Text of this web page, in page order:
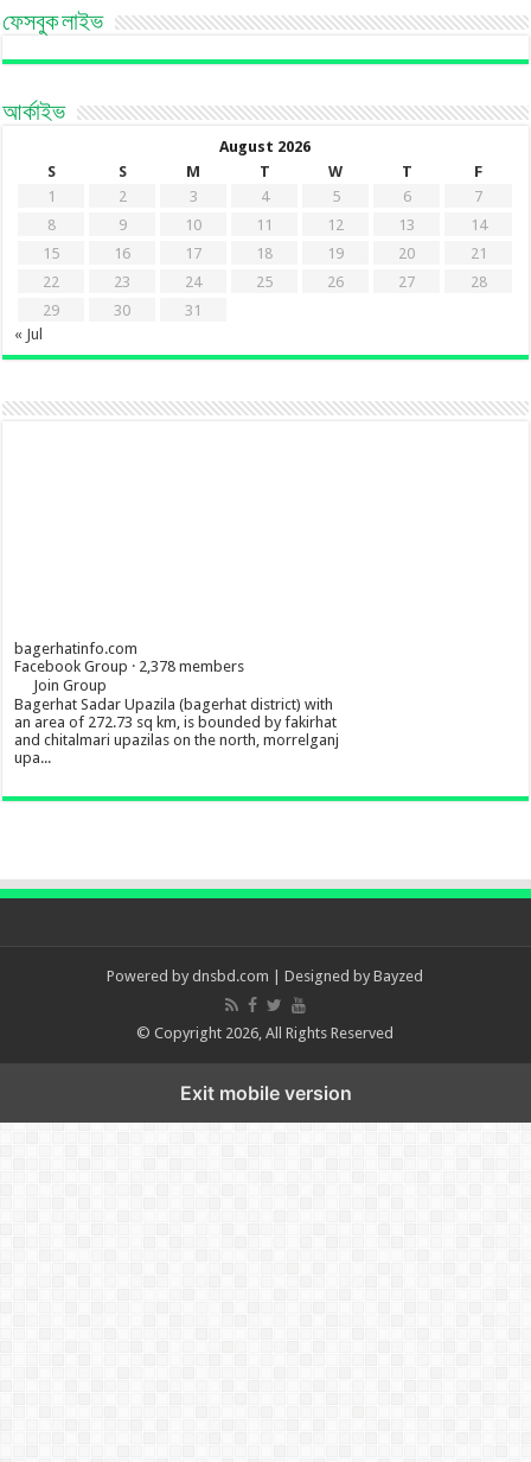
ফেসবুক লাইভ
আর্কাইভ
August 2026
S
S M T W T
F
1
2 3 4 5 6
7
8
9 10 11 12 13
14
15
16 17 18 19 20
21
22
23 24 25 26 27
28
29
30
31
« Jul
bagerhatinfo.com
Facebook Group · 2,378 members
Join Group
Bagerhat Sadar Upazila (bagerhat district) with
an area of 272.73 sq km, is bounded by fakirhat
and chitalmari upazilas on the north, morrelganj
upa...
Powered by dnsbd.com | Designed byBayzed
© Copyright 2026, All Rights Reserved
Exit mobile version